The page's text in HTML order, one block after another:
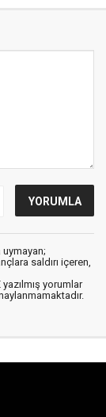
uymayan;
saldırı içeren,
yorumlar